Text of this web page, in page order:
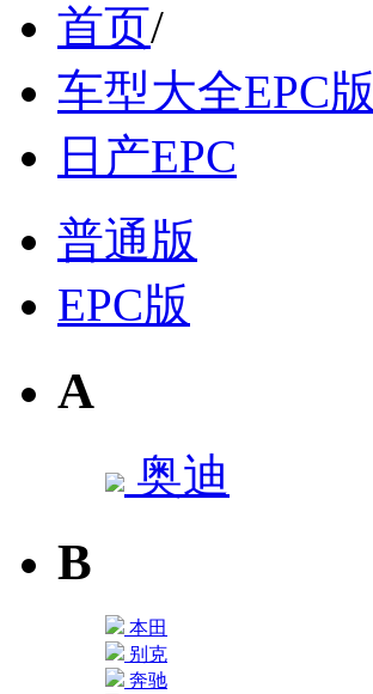
首页/
车型大全EPC版
日产EPC
普通版
EPC版
A
奥迪
B
本田
别克
奔驰